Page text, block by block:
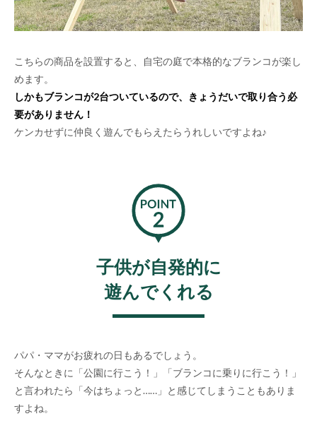
こちらの商品を設置すると、自宅の庭で本格的なブランコが楽し
めます。
しかもブランコが2台ついているので、きょうだいで取り合う必
要がありません！
ケンカせずに仲良く遊んでもらえたらうれしいですよね♪
子供が自発的に
遊んでくれる
パパ・ママがお疲れの日もあるでしょう。
そんなときに「公園に行こう！」「ブランコに乗りに行こう！」
と言われたら「今はちょっと……」と感じてしまうこともありま
すよね。